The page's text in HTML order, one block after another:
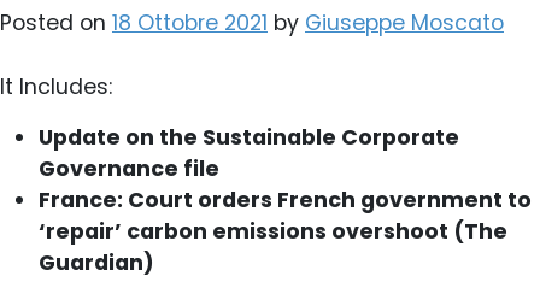
PUBBLICAZIONI
Posted on 18 Ottobre 2021 by Giuseppe Moscato
It Includes:
Update on the Sustainable Corporate
Governance file
France: Court orders French government to
‘repair’ carbon emissions overshoot (The
Guardian)